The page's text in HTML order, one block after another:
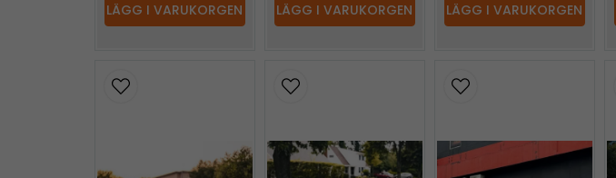
LÄGG I VARUKORGEN LÄGG I VARUKORGEN LÄGG I VARUKORGEN